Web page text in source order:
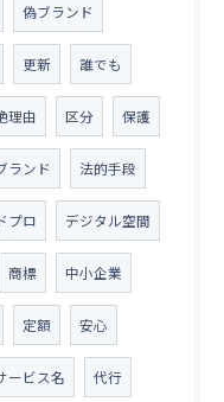
偽ブランド
更新 誰でも
理由 区分 保護
ランド 法的手段
プロ デジタル空間
商標 中小企業
定額 安心
ービス名 代行